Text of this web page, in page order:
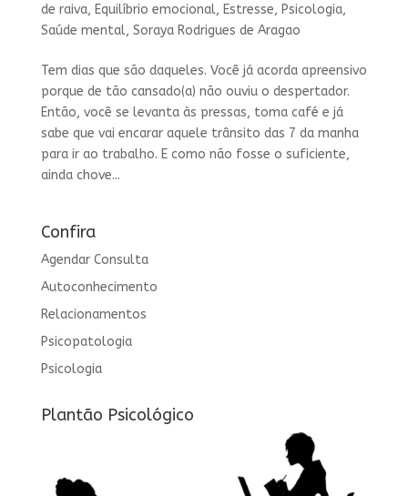
de raiva, Equilíbrio emocional, Estresse, Psicologia,
Saúde mental, Soraya Rodrigues de Aragao
Tem dias que são daqueles. Você já acorda apreensivo
porque de tão cansado(a) não ouviu o despertador.
Então, você se levanta às pressas, toma café e já
sabe que vai encarar aquele trânsito das 7 da manha
para ir ao trabalho. E como não fosse o suficiente,
ainda chove...
Confira
Agendar Consulta
Autoconhecimento
Relacionamentos
Psicopatologia
Psicologia
Plantão Psicológico